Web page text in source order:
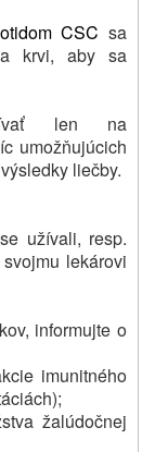
CSC sa
krvi, aby sa
len na
umožňujúcich
liečby.
užívali, resp.
lekárovi
informujte o
imunitného
žalúdočnej